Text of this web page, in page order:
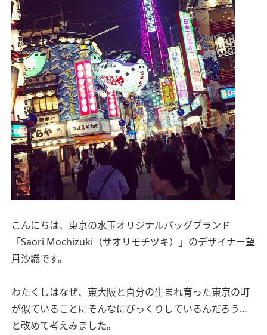
こんにちは、東京の水玉オリジナルバッグブランド
「Saori Mochizuki（サオリモチヅキ）」のデザイナー望
月沙織です。
わたくしはなぜ、東大阪と自分の生まれ育った東京の町
が似ていることにそんなにびっくりしているんだろう…
と改めて考えみました。